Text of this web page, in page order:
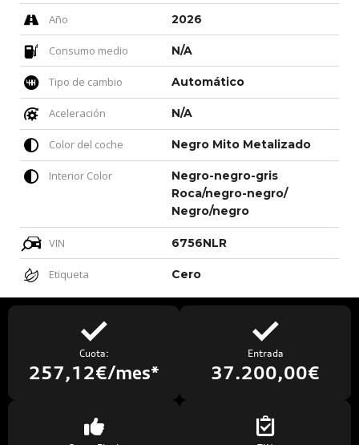
Año 2026
Consumo medio N/A
Tipo de cambio Automático
Aceleración N/A
Color del coche Negro Mito Metalizado
Interior Color
Negro-negro-gris
Roca/negro-negro/
Negro/negro
VIN 6756NLR
Etiqueta Cero
Cuota:
257,12€/mes*
Entrada
37.200,00€